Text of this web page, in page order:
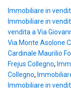
Immobiliare in
Immobiliare in
vendita a Via
Via Monte Asolone
Cardinale Maurilio
Frejus Collegno,
Collegno,
Immobiliare in